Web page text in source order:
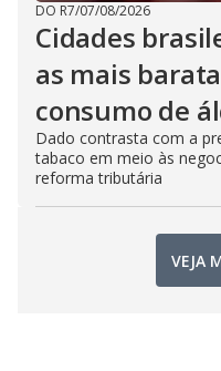
DO R7/07/08/2026
Cidades
as mais
consumo de
Dado contrasta com a
tabaco em meio às
reforma tributária
VEJA